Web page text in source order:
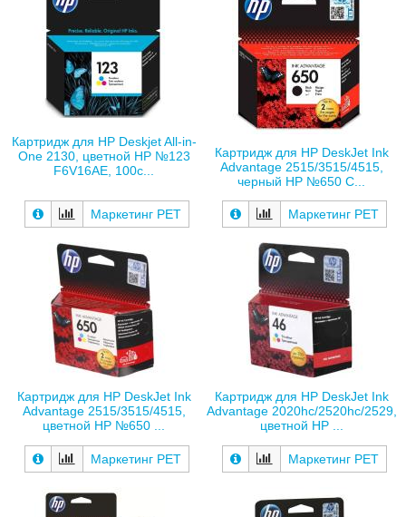
Картридж для HP Deskjet All-in-
One 2130, цветной HP №123
F6V16AE, 100с...
Маркетинг РЕТ
Картридж для HP DeskJet Ink
Advantage 2515/3515/4515,
черный HP №650 C...
Маркетинг РЕТ
Картридж для HP DeskJet Ink
Advantage 2515/3515/4515,
цветной HP №650 ...
Маркетинг РЕТ
Картридж для HP DeskJet Ink
Advantage 2020hc/2520hc/2529,
цветной HP ...
Маркетинг РЕТ